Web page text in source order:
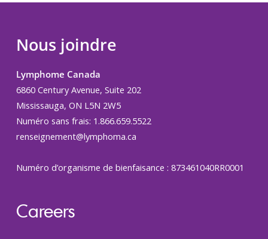
Nous joindre
Lymphome Canada
6860 Century Avenue, Suite 202
Mississauga, ON L5N 2W5
Numéro sans frais: 1.866.659.5522
renseignement@lymphoma.ca
Numéro d’organisme de bienfaisance : 873461040RR0001
Careers